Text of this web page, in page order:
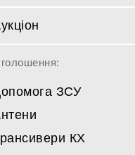
ЗСУ
Спрямовані КВ
КХ